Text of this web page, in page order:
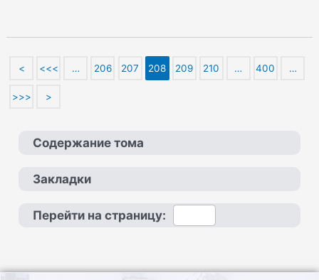
< <<< … 206 207 208 209 210 … 400 …
>>> >
Содержание тома
Закладки
Перейти на страницу: